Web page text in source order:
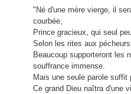
"Né d'une mère vierge, il
courbée,
Prince gracieux, qui seul
Selon les rites aux
Beaucoup supporteront les
souffrance immense.
Mais une seule parole suffit
Ce grand Dieu naîtra d'une